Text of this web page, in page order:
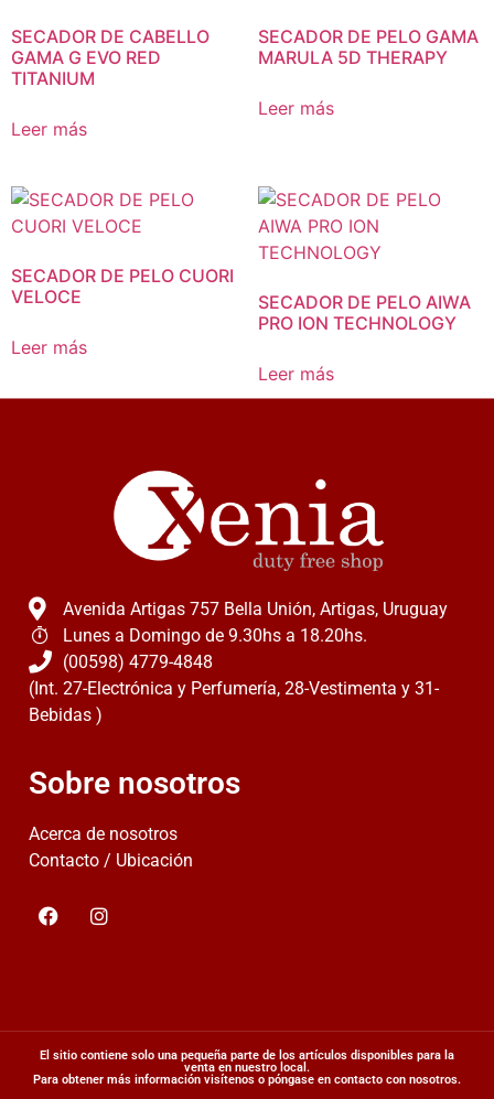
SECADOR DE CABELLO
GAMA G EVO RED
TITANIUM
Leer más
SECADOR DE PELO GAMA
MARULA 5D THERAPY
Leer más
SECADOR DE PELO CUORI
VELOCE
Leer más
SECADOR DE PELO AIWA
PRO ION TECHNOLOGY
Leer más
Avenida Artigas 757 Bella Unión, Artigas, Uruguay
Lunes a Domingo de 9.30hs a 18.20hs.
(00598) 4779-4848
(Int. 27-Electrónica y Perfumería, 28-Vestimenta y 31-
Bebidas )
Sobre nosotros
Acerca de nosotros
Contacto / Ubicación
El sitio contiene solo una pequeña parte de los artículos disponibles para la
venta en nuestro local.
Para obtener más información visítenos o póngase en contacto con nosotros.